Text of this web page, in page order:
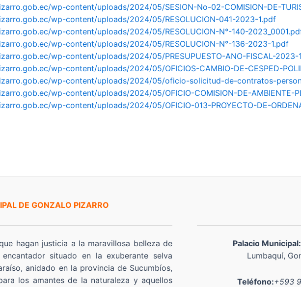
wp-content/uploads/2024/05/SESION-No-02-COMISION-DE-
wp-content/uploads/2024/05/RESOLUCION-041-2023-1.pdf
wp-content/uploads/2024/05/RESOLUCION-N°-140-
wp-content/uploads/2024/05/RESOLUCION-N°-136-2023-1.pdf
wp-content/uploads/2024/05/PRESUPUESTO-ANO-FISCAL-2023-
wp-content/uploads/2024/05/OFICIOS-CAMBIO-DE-CESPED-
wp-content/uploads/2024/05/oficio-solicitud-de-contratos-
wp-content/uploads/2024/05/OFICIO-COMISION-DE-AMBIENTE-
wp-content/uploads/2024/05/OFICIO-013-PROYECTO-DE-
DE GONZALO PIZARRO
hagan justicia a la maravillosa belleza de
situado en la exuberante selva
anidado en la provincia de Sucumbíos,
los amantes de la naturaleza y aquellos
Palacio Municipal:
Lumbaquí,
Teléfono:+593